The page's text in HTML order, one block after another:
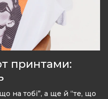
принтами:
на тобі”, а ще й “те, що